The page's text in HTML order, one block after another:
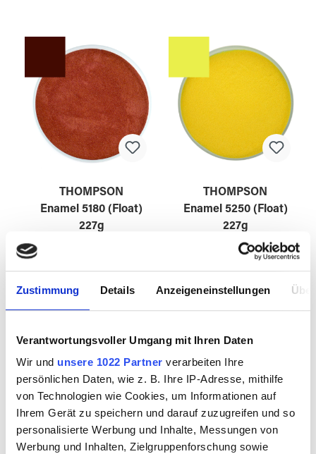
Zustimmung Details Anzeigeneinstellungen
Verantwortungsvoller Umgang mit Ihren Daten
Wir und unsere 1022 Partner verarbeiten Ihre
persönlichen Daten, wie z. B. Ihre IP-Adresse, mithilfe
von Technologien wie Cookies, um Informationen auf
Ihrem Gerät zu speichern und darauf zuzugreifen und so
personalisierte Werbung und Inhalte, Messungen von
Werbung und Inhalten, Zielgruppenforschung sowie
THOMPSON
Enamel 5180 (Float)
227g
THOMPSON
Enamel 5250 (Float)
227g